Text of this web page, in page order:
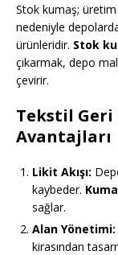
Stok kumaş;
nedeniyle
ürünleridir. Stok
çıkarmak, depo
çevirir.
Tekstil Geri
Avantajları
Likit Akışı:
kaybeder.
sağlar.
Alan Yönetimi:
kirasından